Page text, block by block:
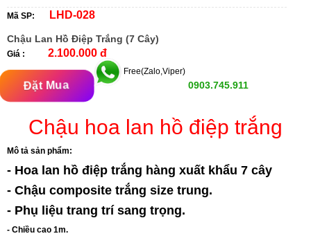
Mã SP: LHD-028
Chậu Lan Hồ Điệp Trắng (7 Cây)
Giá : 2.100.000 đ
Đặt Mua
Free(Zalo,Viper)
0903.745.911
Chậu hoa lan hồ điệp trắng
Mô tả sản phẩm:
- Hoa lan hồ điệp trắng hàng xuất khẩu 7 cây
- Chậu composite trắng size trung.
- Phụ liệu trang trí sang trọng.
- Chiều cao 1m.